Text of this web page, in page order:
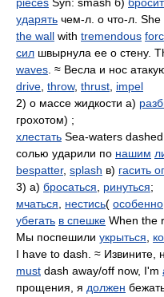
ударять чем-л. о что-л. She
the wall with tremendous
сил швырнула ее о стену.
waves . ≈ Весла и нос
drive throw, thrust impel
2) о массе жидкости а)
грохотом) ;
хлестать Sea-waters
солью ударили по нашим
bespatter, splash в) гасить
3) а) бросаться ринуться;
мчаться
нестись( особенно
убегать в спешке When the
Мы поспешили укрыться
I have to dash. ≈ Извините,
must dash away/off now, I'm
прощения, я должен